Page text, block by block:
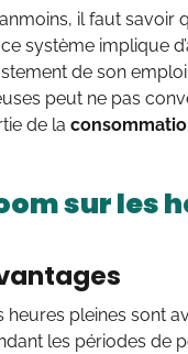
il faut savoir
système implique
de son
peut ne pas
de la
sur les
heures pleines sont
les périodes de